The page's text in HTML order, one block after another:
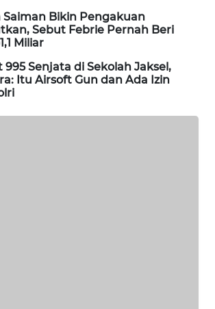
Saiman Bikin Pengakuan
Sebut Febrie Pernah Beri
Miliar
995 Senjata di Sekolah Jaksel,
Itu Airsoft Gun dan Ada Izin